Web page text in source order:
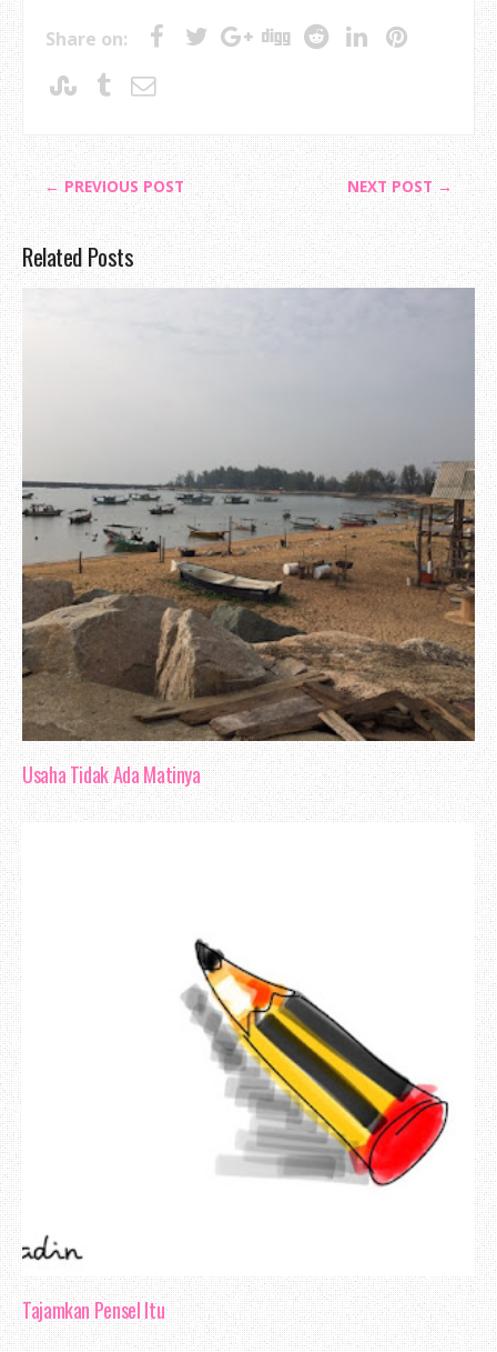
Share on:
← PREVIOUS POST NEXT POST →
Related Posts
Usaha Tidak Ada Matinya
Tajamkan Pensel Itu